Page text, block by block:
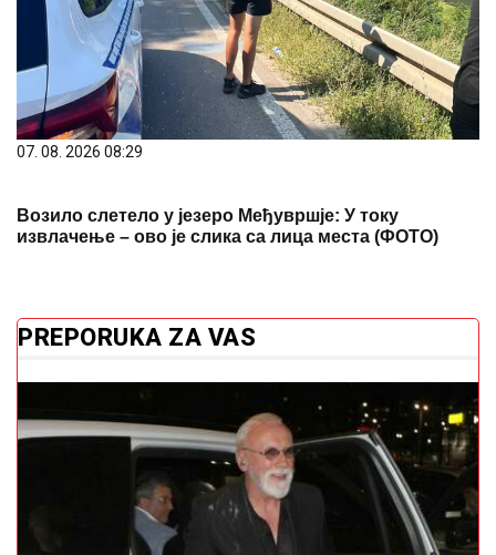
07. 08. 2026 08:29
Возило слетело у језеро Међувршје: У току